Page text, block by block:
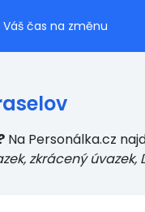
Váš čas na změnu
Na Personálka.cz
zkrácený úvazek,